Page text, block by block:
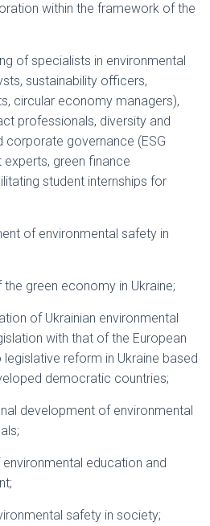
within the framework of the
of specialists in environmental
sustainability officers,
circular economy managers),
professionals, diversity and
corporate governance (ESG
green finance
student internships for
of environmental safety in
green economy in Ukraine;
of Ukrainian environmental
with that of the European
reform in Ukraine based
democratic countries;
development of environmental
education and
safety in society;